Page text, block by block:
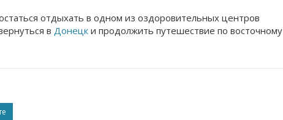
отдыхать в одном из оздоровительных центров
в Донецк и продолжить путешествие по восточному